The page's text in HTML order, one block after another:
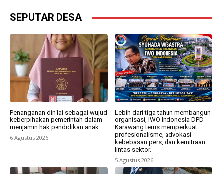
SEPUTAR DESA
Penanganan dinilai sebagai wujud
keberpihakan pemerintah dalam
menjamin hak pendidikan anak
6 Agustus 2026
Lebih dari tiga tahun membangun
organisasi, IWO Indonesia DPD
Karawang terus memperkuat
profesionalisme, advokasi
kebebasan pers, dan kemitraan
lintas sektor.
5 Agustus 2026